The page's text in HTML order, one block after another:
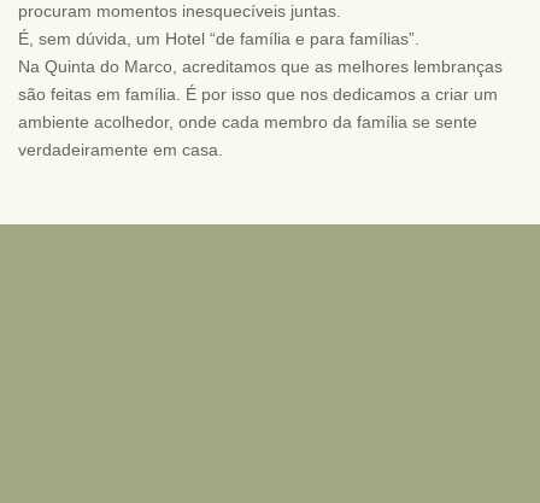
procuram momentos inesquecíveis juntas.
É, sem dúvida, um Hotel “de família e para famílias”.
Na Quinta do Marco, acreditamos que as melhores lembranças
são feitas em família. É por isso que nos dedicamos a criar um
ambiente acolhedor, onde cada membro da família se sente
verdadeiramente em casa.